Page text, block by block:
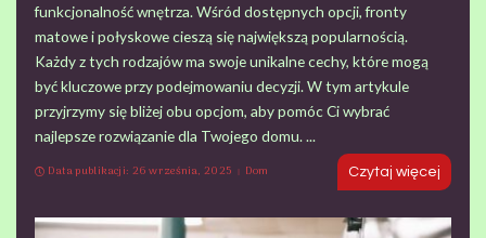
funkcjonalność wnętrza. Wśród dostępnych opcji, fronty
matowe i połyskowe cieszą się największą popularnością.
Każdy z tych rodzajów ma swoje unikalne cechy, które mogą
być kluczowe przy podejmowaniu decyzji. W tym artykule
przyjrzymy się bliżej obu opcjom, aby pomóc Ci wybrać
najlepsze rozwiązanie dla Twojego domu. ...
Data publikacji: 26 września, 2025
Dom Czytaj więcej